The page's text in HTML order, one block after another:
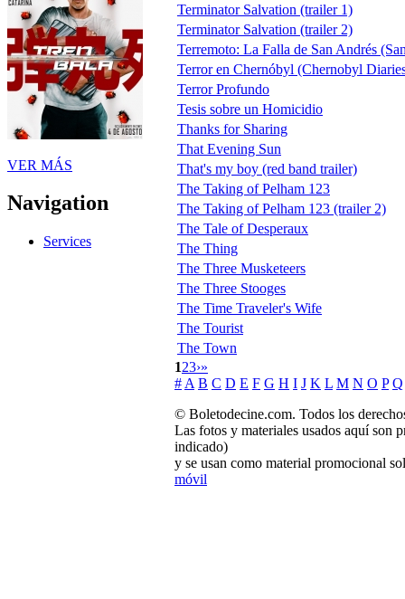
VER MÁS
Navigation
Services
Terminator Salvation (trailer 1)
Terminator Salvation (trailer 2)
Terremoto: La Falla de San Andrés
Terror en Chernóbyl (Chernobyl
Terror Profundo
Tesis sobre un Homicidio
Thanks for Sharing
That Evening Sun
That's my boy (red band trailer)
The Taking of Pelham 123
The Taking of Pelham 123 (trailer 2)
The Tale of Desperaux
The Thing
The Three Musketeers
The Three Stooges
The Time Traveler's Wife
The Tourist
The Town
123›»
# A B C D E F G H I J K L M N O P Q
© Boletodecine.com. Todos los
Las fotos y materiales usados aquí son
indicado)
y se usan como material promocional
móvil